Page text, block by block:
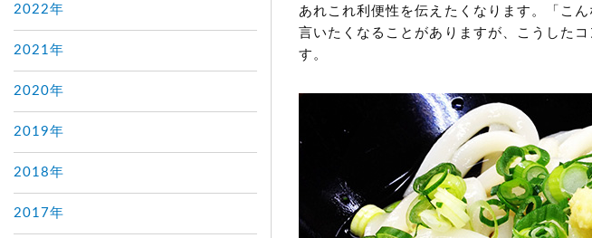
あれこれ利便性を伝えたくなります。「こ
言いたくなることがありますが、こうした
す。
2022年
2021年
2020年
2019年
2018年
2017年